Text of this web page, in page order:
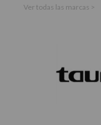
Ver todas las marcas >